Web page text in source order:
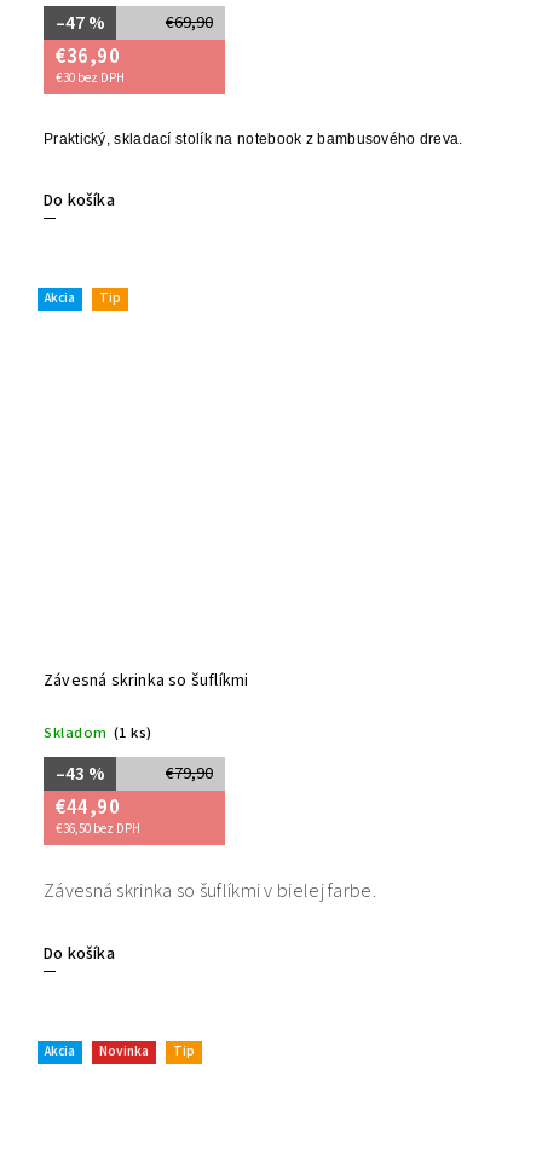
€69,90
–47 %
€36,90
€30 bez DPH
Do košíka
Praktický, skladací stolík na notebook z bambusového dreva.
Akcia Tip
Závesná skrinka so šuflíkmi
Skladom (1 ks)
€79,90
–43 %
€44,90
€36,50 bez DPH
Do košíka
Závesná skrinka so šuflíkmi v bielej farbe.
Akcia Novinka Tip